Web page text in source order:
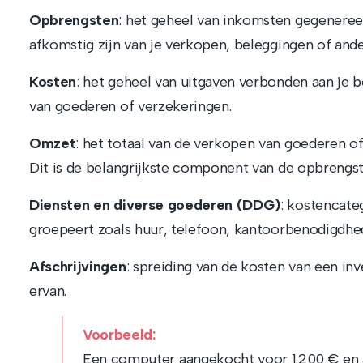
Opbrengsten: het geheel van inkomsten
afkomstig zijn van je verkopen, beleggingen of
Kosten: het geheel van uitgaven verbonden aan je
van goederen of verzekeringen.
Omzet: het totaal van de verkopen van goederen
Dit is de belangrijkste component van de
Diensten en diverse goederen (DDG):
groepeert zoals huur, telefoon,
Afschrijvingen: spreiding van de kosten van een
ervan.
Voorbeeld:
Een computer aangekocht voor 1.200 €